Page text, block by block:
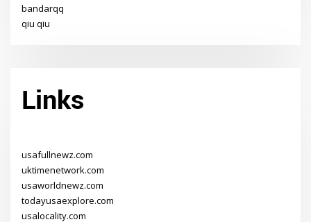
bandarqq
qiu qiu
Links
usafullnewz.com
uktimenetwork.com
usaworldnewz.com
todayusaexplore.com
usalocality.com